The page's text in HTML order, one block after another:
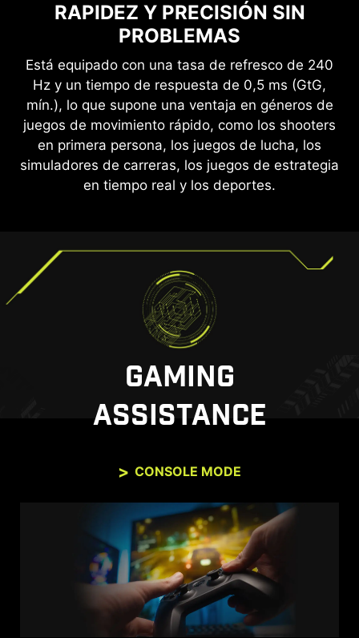
RAPIDEZ Y PRECISIÓN SIN
PROBLEMAS
Está equipado con una tasa de refresco de 240
Hz y un tiempo de respuesta de 0,5 ms (GtG,
mín.), lo que supone una ventaja en géneros de
juegos de movimiento rápido, como los shooters
en primera persona, los juegos de lucha, los
simuladores de carreras, los juegos de estrategia
en tiempo real y los deportes.
OBSERVA CON COMODIDAD.
Las tecnologías Antiparpadeo y de reducción de
la luz azul proporcionan una experiencia de
visualización muy cómoda al reducir la cantidad
de parpadeo y mostrar niveles más bajos de luz
azul. Podrás jugar durante más tiempo sin sufrir
fatiga ocular.
SIN TEARING, SIN ENTRECORTES
GAMING FLUIDO
el monitor gaming de MSI, experimentarás un
rendimiento fluido y sin artefactos. Disfruta de
un gameplay sin desgarros ni entrecortes, con
soporte adicional para HDR.
*Nota: La tecnología FreeSync Premium Pro requiere
tanto un monitor como una tarjeta gráfica AMD Radeon™
con soporte para FreeSync Premium Pro. Visita
https://www.amd.com/freesync para obtener detalles
completos. Confirma la compatibilidad con el fabricante
GAMING
ASSISTANCE
CONSOLE MODE